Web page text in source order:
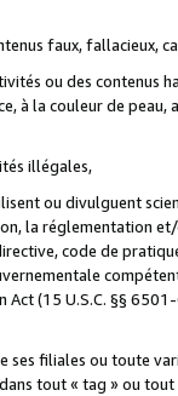
faux, fallacieux,
ou des contenus
à la couleur de
illégales,
ou divulguent
la réglementation
code de
Act (15 U.S.C. §§
ses filiales ou toute
tout « tag » ou